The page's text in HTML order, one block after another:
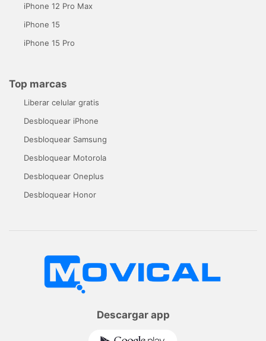
iPhone 12 Pro Max
iPhone 15
iPhone 15 Pro
Top marcas
Liberar celular gratis
Desbloquear iPhone
Desbloquear Samsung
Desbloquear Motorola
Desbloquear Oneplus
Desbloquear Honor
Descargar app